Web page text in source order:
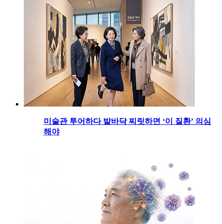
미술관 투어하다 발바닥 찌릿하면 ‘이 질환’ 의심
해야